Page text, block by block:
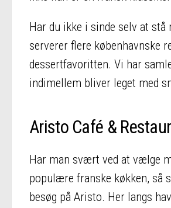
Har du ikke i sinde selv at stå
serverer flere københavnske
dessertfavoritten. Vi har
indimellem bliver leget med
Aristo Café &
Har man svært ved at vælge
populære franske køkken, så
besøg på Aristo. Her langs